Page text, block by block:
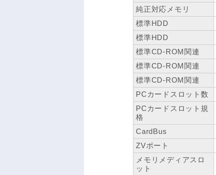
純正対応メモリ
標準HDD
標準HDD
標準CD-ROM関連
標準CD-ROM関連
標準CD-ROM関連
PCカードスロット数
PCカードスロット規
格
CardBus
ZVポート
メモリメディアスロ
ット